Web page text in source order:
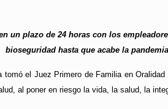
un plazo de 24 horas con los
bioseguridad hasta que acabe la
tomó el Juez Primero de Familia en
al poner en riesgo la vida, la salud, la